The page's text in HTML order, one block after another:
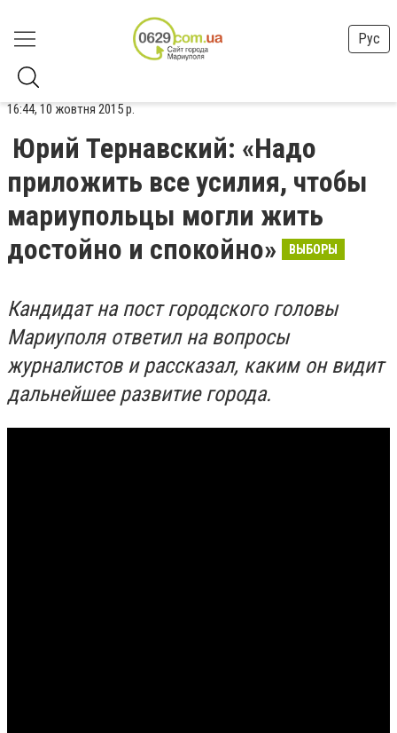
Рус
16:44, 10 жовтня 2015 р.
Юрий Тернавский: «Надо
приложить все усилия, чтобы
мариупольцы могли жить
достойно и спокойно»
ВЫБОРЫ
Кандидат на пост городского головы
Мариуполя ответил на вопросы
журналистов и рассказал, каким он видит
дальнейшее развитие города.